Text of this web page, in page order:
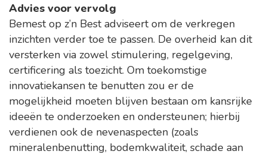
Advies voor vervolg
Bemest op z’n Best adviseert om de verkregen
inzichten verder toe te passen. De overheid kan dit
versterken via zowel stimulering, regelgeving,
certificering als toezicht. Om toekomstige
innovatiekansen te benutten zou er de
mogelijkheid moeten blijven bestaan om kansrijke
ideeën te onderzoeken en ondersteunen; hierbij
verdienen ook de nevenaspecten (zoals
mineralenbenutting, bodemkwaliteit, schade aan